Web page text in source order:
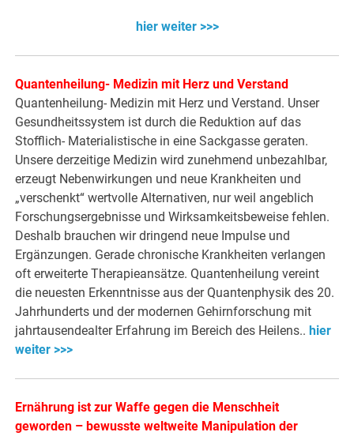
hier weiter >>>
Quantenheilung- Medizin mit Herz und Verstand
Quantenheilung- Medizin mit Herz und Verstand. Unser
Gesundheitssystem ist durch die Reduktion auf das
Stofflich- Materialistische in eine Sackgasse geraten.
Unsere derzeitige Medizin wird zunehmend unbezahlbar,
erzeugt Nebenwirkungen und neue Krankheiten und
„verschenkt“ wertvolle Alternativen, nur weil angeblich
Forschungsergebnisse und Wirksamkeitsbeweise fehlen.
Deshalb brauchen wir dringend neue Impulse und
Ergänzungen. Gerade chronische Krankheiten verlangen
oft erweiterte Therapieansätze. Quantenheilung vereint
die neuesten Erkenntnisse aus der Quantenphysik des 20.
Jahrhunderts und der modernen Gehirnforschung mit
jahrtausendealter Erfahrung im Bereich des Heilens..hier
weiter >>>
Ernährung ist zur Waffe gegen die Menschheit
geworden – bewusste weltweite Manipulation der